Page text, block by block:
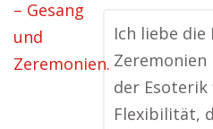
Ich liebe die
Zeremonien
der Esoterik
Flexibilität,